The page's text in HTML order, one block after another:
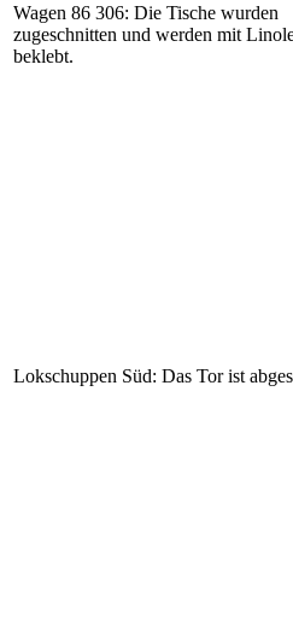
Wagen 86 306: Die Tische wurden
zugeschnitten und werden mit
beklebt.
Lokschuppen Süd: Das Tor ist